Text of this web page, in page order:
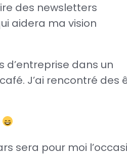
des newsletters
aidera ma vision
d’entreprise dans un
J’ai rencontré des
sera pour moi